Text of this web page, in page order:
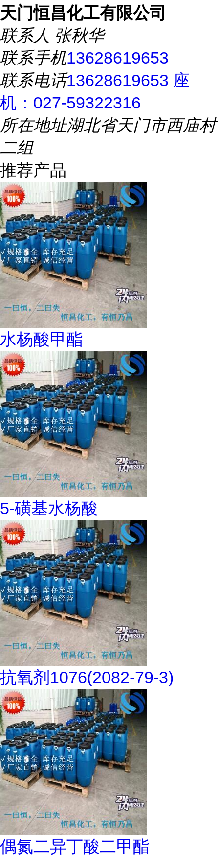
天门恒昌化工有限公司
联系人 张秋华
联系手机13628619653
联系电话13628619653 座
机：027-59322316
所在地址湖北省天门市西庙村
二组
推荐产品
水杨酸甲酯
5-磺基水杨酸
抗氧剂1076(2082-79-3)
偶氮二异丁酸二甲酯